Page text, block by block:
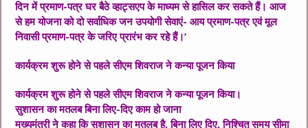
दिन में प्रमाण-पत्र घर बैठे व्हाट्सएप के माध्यम से हासिल कर सकते हैं। आज
से हम योजना को दो सर्वाधिक जन उपयोगी सेवाएं- आय प्रमाण-पत्र एवं मूल
निवासी प्रमाण-पत्र के जरिए प्रारंभ कर रहे हैं।’
कार्यक्रम शुरू होने से पहले सीएम शिवराज ने कन्या पूजन किया
कार्यक्रम शुरू होने से पहले सीएम शिवराज ने कन्या पूजन किया।
सुशासन का मतलब बिना लिए-दिए काम हो जाना
मुख्यमंत्री ने कहा कि सुशासन का मतलब है, बिना लिए दिए, निश्चित समय सीमा